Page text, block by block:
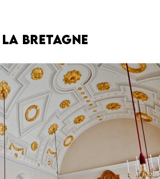
la Bretagne